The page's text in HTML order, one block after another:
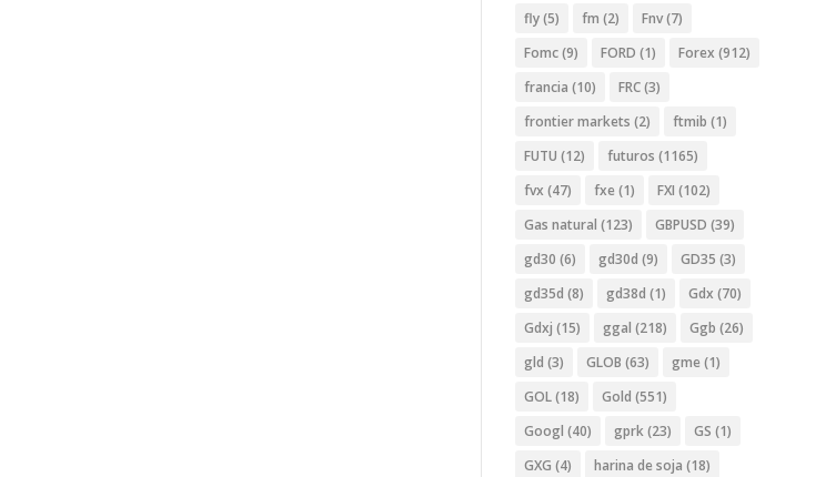
fly(5) fm (2) Fnv(7)
Fomc(9) FORD (1) Forex (912)
francia (10) FRC(3)
frontier markets (2) ftmib (1)
FUTU (12) futuros (1165)
fvx (47) fxe (1) FXI (102)
Gas natural (123) GBPUSD (39)
gd30 (6) gd30d (9) GD35 (3)
gd35d (8) gd38d (1) Gdx (70)
Gdxj (15) ggal (218) Ggb (26)
gld (3) GLOB (63) gme (1)
GOL(18) Gold (551)
Googl (40) gprk(23) GS (1)
GXG (4) harina de soja (18)